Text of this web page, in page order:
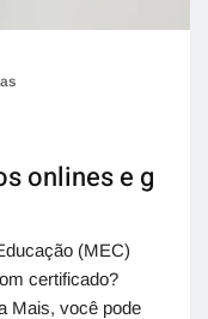
onlines e g
(MEC)
certificado?
Mais, você pode